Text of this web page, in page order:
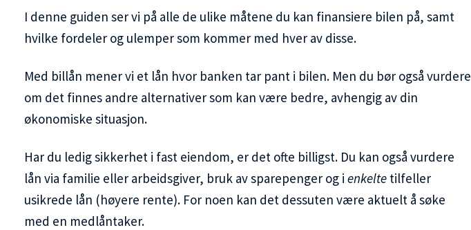
I denne guiden ser vi på alle de ulike måtene du kan finansiere bilen på, samt
hvilke fordeler og ulemper som kommer med hver av disse.
Med billån mener vi et lån hvor banken tar pant i bilen. Men du bør også vurdere
om det finnes andre alternativer som kan være bedre, avhengig av din
økonomiske situasjon.
Har du ledig sikkerhet i fast eiendom, er det ofte billigst. Du kan også vurdere
lån via familie eller arbeidsgiver, bruk av sparepenger og i enkelte tilfeller
usikrede lån (høyere rente). For noen kan det dessuten være aktuelt å søke
med en medlåntaker.